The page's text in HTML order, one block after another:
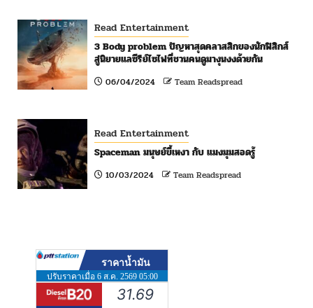
Read Entertainment
3 Body problem ปัญหาสุดคลาสสิกของนักฟิสิกส์
สู่นิยายแลซีรีย์ไซไฟที่ชวนคนดูมางุนงงด้วยกัน
06/04/2024 Team Readspread
Read Entertainment
Spaceman มนุษย์ขี้เหงา กับ แมงมุมสอดรู้
10/03/2024 Team Readspread